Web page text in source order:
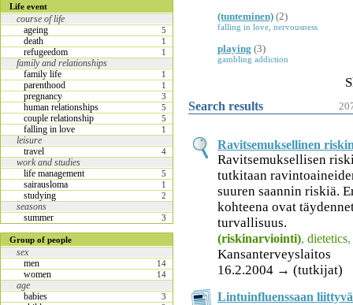
Life event
course of life
ageing
5
death 1
refugeedom 1
family and relationships
family life
1
parenthood 1
pregnancy 3
human relationships 5
couple relationship 5
falling in love 1
leisure
travel
4
work and studies
life management
5
sairausloma 1
studying 2
seasons
summer
3
Group of people
sex
men
14
women 14
age
babies
3
(tunteminen) (2)
falling in love nervousness
playing (3)
gambling addiction
Search results
Ravitsemuksellinen
Ravitsemuksellisen
tutkitaan
suuren saannin riskiä.
kohteena ovat
turvallisuus.
(riskinarviointi), dietetics,
Kansanterveyslaitos
16.2.2004 → (tutkijat)
Lintuinfluenssaan